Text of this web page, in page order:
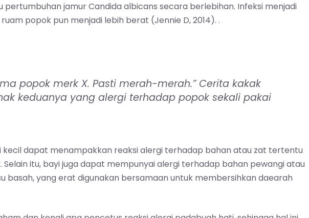
pertumbuhan jamur Candida albicans secara berlebihan. Infeksi menjadi
popok pun menjadi lebih berat (Jennie D, 2014). .
popok merk X. Pasti merah-merah.” Cerita kakak
keduanya yang alergi terhadap popok sekali pakai
dapat menampakkan reaksi alergi terhadap bahan atau zat tertentu
itu, bayi juga dapat mempunyai alergi terhadap bahan pewangi atau
basah, yang erat digunakan bersamaan untuk membersihkan daearah